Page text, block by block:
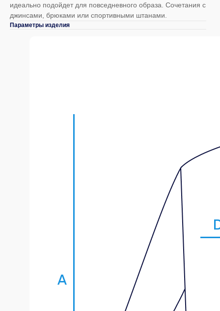
идеально подойдет для повседневного образа. Сочетания с
джинсами, брюками или спортивными штанами.
Параметры изделия